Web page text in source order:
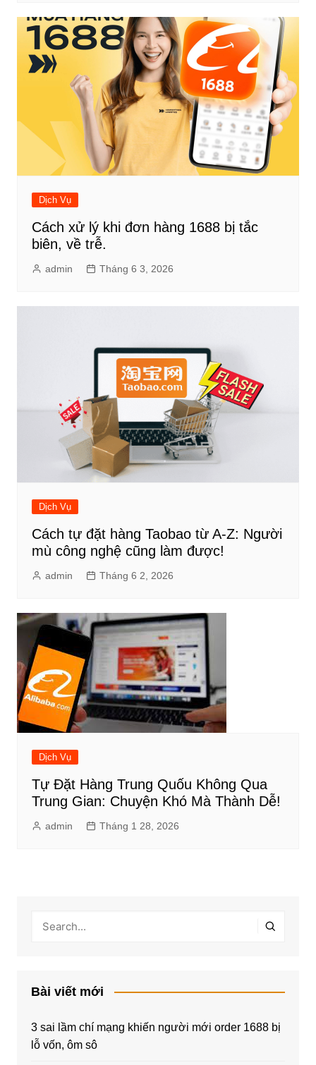
Dịch Vụ
Cách xử lý khi đơn hàng 1688 bị tắc
biên, về trễ.
admin Tháng 6 3, 2026
Dịch Vụ
Cách tự đặt hàng Taobao từ A-Z: Người
mù công nghệ cũng làm được!
admin Tháng 6 2, 2026
Dịch Vụ
Tự Đặt Hàng Trung Quốu Không Qua
Trung Gian: Chuyện Khó Mà Thành Dễ!
admin Tháng 1 28, 2026
Bài viết mới
3 sai lầm chí mạng khiến người mới order 1688 bị
lỗ vốn, ôm sô